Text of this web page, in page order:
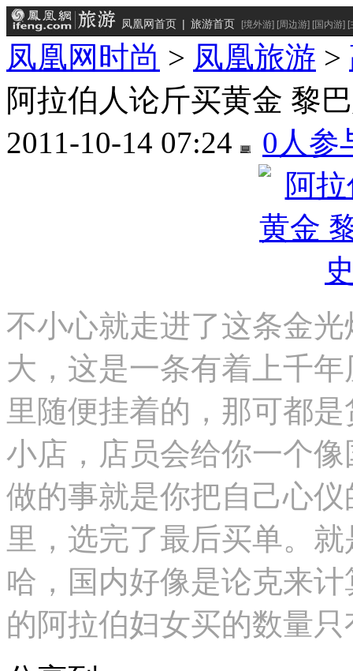
凤凰网首页 | 旅游首页 [境外游] [周边游] [国内游] [
凤凰网时尚 > 凤凰旅游 >
阿拉伯人论斤买黄金 黎
2011-10-14 07:24
0 人参
不小心就走进了这条金
大，这是一条有着上千
里随便挂着的，那可都
小店，店员会给你一个
做的事就是你把自己心
里，选完了最后买单。
哈，国内好像是论克来
的阿拉伯妇女买的数量